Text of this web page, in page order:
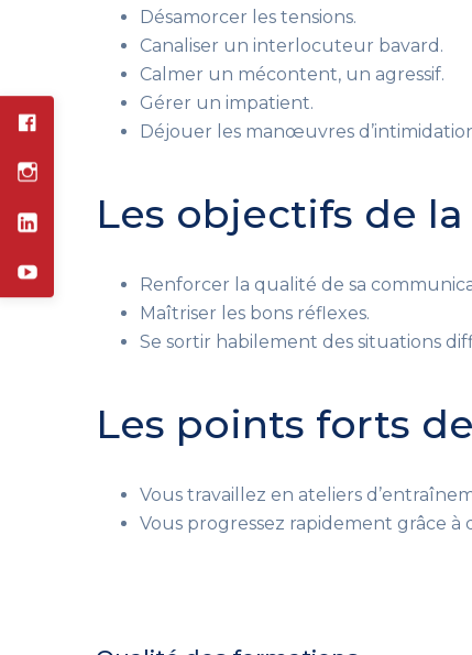
Désamorcer les tensions.
Canaliser un interlocuteur bavard.
Calmer un mécontent, un agressif.
Gérer un impatient.
Déjouer les manœuvres
Les objectifs de
Renforcer la qualité de sa
Maîtriser les bons réflexes.
Se sortir habilement des situations
Les points forts
Vous travaillez en ateliers
Vous progressez rapidement grâce à